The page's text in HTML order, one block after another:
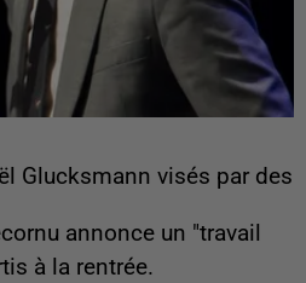
Glucksmann visés par des
annonce un "travail
à la rentrée.